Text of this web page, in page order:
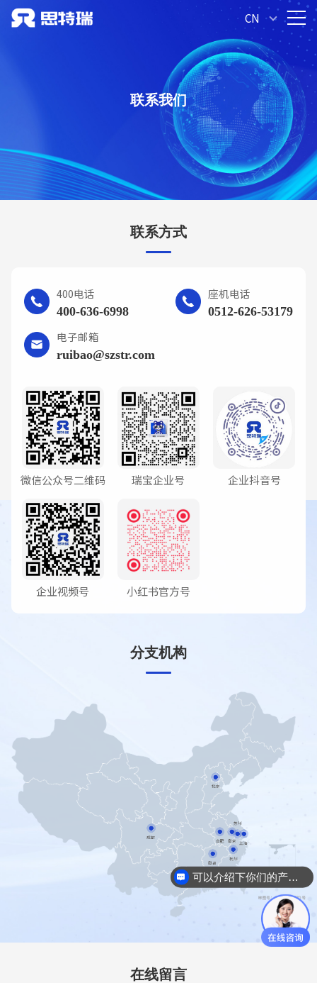
CN
联系我们
联系方式
400电话
400-636-6998
座机电话
0512-626-53179
电子邮箱
ruibao@szstr.com
微信公众号二维码 瑞宝企业号 企业抖音号
企业视频号 小红书官方号
分支机构
北京
成都
南昌
杭州
上海
苏州
南京
合肥
在线留言
可以介绍下你们的产品么